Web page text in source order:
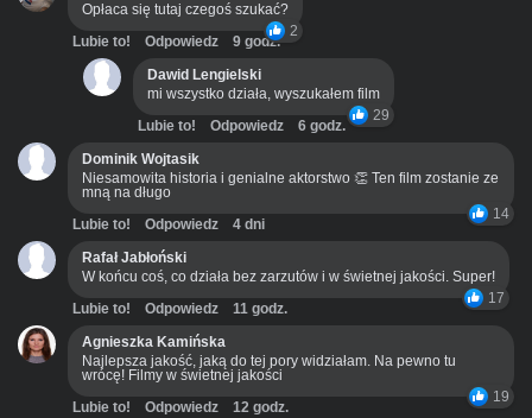
Opłaca się tutaj czegoś szukać?
2
Lubie to! Odpowiedz
9 godz.
Dawid Lengielski
mi wszystko działa, wyszukałem film
29
Lubie to! Odpowiedz
6 godz.
Dominik Wojtasik
Niesamowita historia i genialne aktorstwo 👏 Ten film zostanie ze
mną na długo
14
Lubie to! Odpowiedz
4 dni
Rafał Jabłoński
W końcu coś, co działa bez zarzutów i w świetnej jakości. Super!
17
Lubie to! Odpowiedz
11 godz.
Agnieszka Kamińska
Najlepsza jakość, jaką do tej pory widziałam. Na pewno tu
wrócę! Filmy w świetnej jakości
19
Lubie to! Odpowiedz 12 godz.